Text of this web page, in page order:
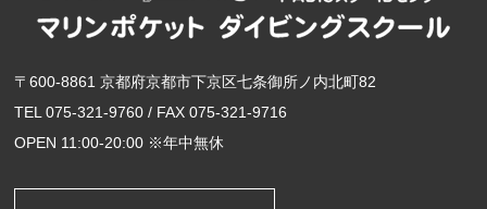
〒600-8861 京都府京都市下京区七条御所ノ内北町82
TEL 075-321-9760 / FAX 075-321-9716
OPEN 11:00-20:00 ※年中無休